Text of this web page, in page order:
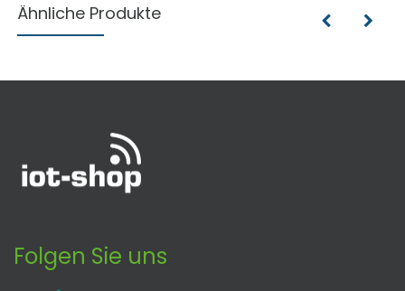
Ähnliche Produkte
Folgen Sie uns